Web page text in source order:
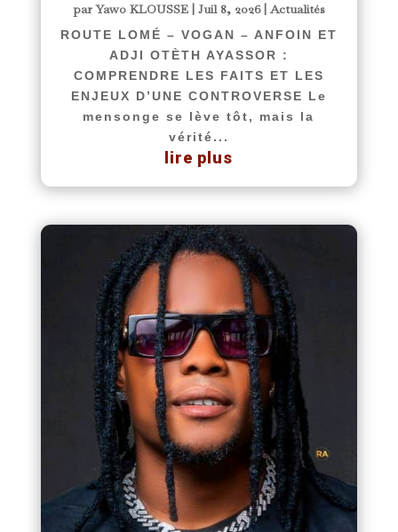
parYawo KLOUSSE| Juil 8, 2026|Actualités
ROUTE LOMÉ – VOGAN – ANFOIN ET
ADJI OTÈTH AYASSOR :
COMPRENDRE LES FAITS ET LES
ENJEUX D’UNE CONTROVERSE Le
mensonge se lève tôt, mais la
vérité...
lire plus